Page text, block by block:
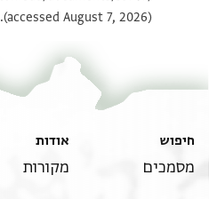
(accessed August 7, 2026).
חיפוש
מסמכים
אודות
מקורות